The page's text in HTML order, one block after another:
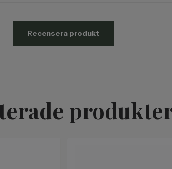
Recensera produkt